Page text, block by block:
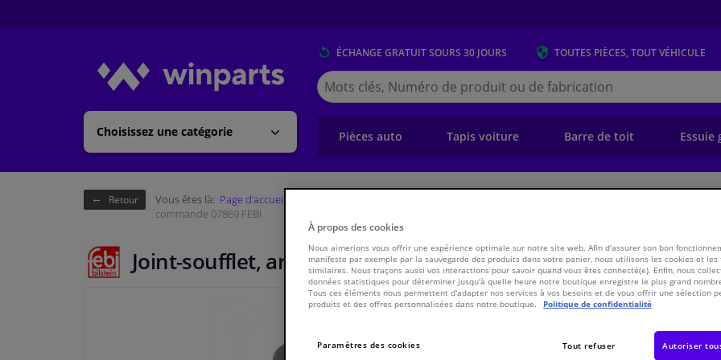
Choisissez une catégorie
ÉCHANGE GRATUITSOURS 30 JOURS TOUTES PIÈCES, TOUT VÉHICULE
Chercher
Winparts.be
(Wallonie)
Pièces auto Tapis voiture Barre de toit Essuie
Retour Vous êtes là: Page d’accueil
commande 07869 FEBI
Joint-soufflet, arbre de commande 07869 FEBI
€ 5,
Voir les
À propos des cookies
Nous aimerions vous offrir une expérience optimale sur notre site web. Afin d'assurer son bon
manifeste par exemple par la sauvegarde des produits dans votre panier, nous utilisons les cookies et les
similaires. Nous traçons aussi vos interactions pour savoir quand vous êtes connecté(e). Enfin, nous
données statistiques pour déterminer jusqu'à quelle heure notre boutique enregistre le plus grand
Tous ces éléments nous permettent d'adapter nos services à vos besoins et de vous offrir une sélection
produits et des offres personnalisées dans notre boutique.
Politique de confidentialité
Paramètres des cookies Tout refuser Autoriser